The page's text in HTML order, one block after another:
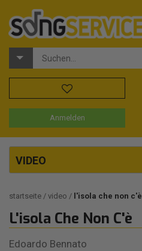
Anmelden
VIDEO
startseite video l'isola che non c'è
L'isola Che Non C'è
Edoardo Bennato